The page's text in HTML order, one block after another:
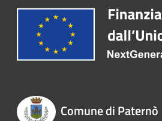
Comune di Paternò